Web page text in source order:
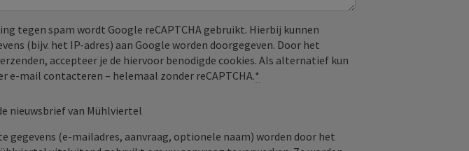
tegen spam wordt Google reCAPTCHA gebruikt. Hierbij kunnen
(bijv. het IP-adres) aan Google worden doorgegeven. Door het
accepteer je de hiervoor benodigde cookies. Als alternatief kun
e‑mail contacteren – helemaal zonder reCAPTCHA.*
nieuwsbrief van Mühlviertel
gegevens (e-mailadres, aanvraag, optionele naam) worden door het